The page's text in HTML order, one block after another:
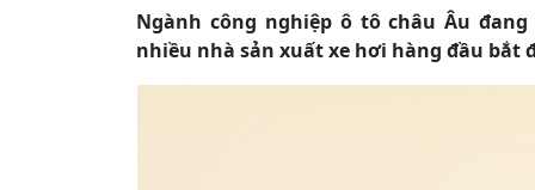
Ngành công nghiệp ô tô châu Âu
nhiều nhà sản xuất xe hơi hàng đầu bắt